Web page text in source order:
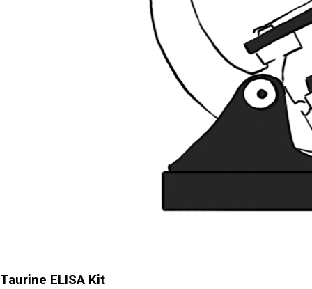
Taurine ELISA Kit